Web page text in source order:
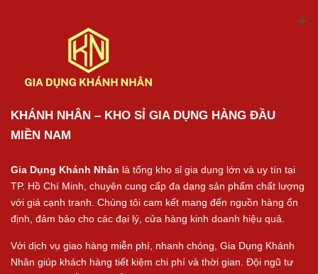
KHÁNH NHÂN – KHO SỈ GIA DỤNG HÀNG ĐẦU
MIỀN NAM
Gia Dụng Khánh Nhân là tổng kho sỉ gia dụng lớn và uy tín tại
TP. Hồ Chí Minh, chuyên cung cấp đa dạng sản phẩm chất lượng
với giá cạnh tranh. Chúng tôi cam kết mang đến nguồn hàng ổn
định, đảm bảo cho các đại lý, cửa hàng kinh doanh hiệu quả.
Với dịch vụ giao hàng miễn phí, nhanh chóng, Gia Dụng Khánh
Nhân giúp khách hàng tiết kiệm chi phí và thời gian. Đội ngũ tư